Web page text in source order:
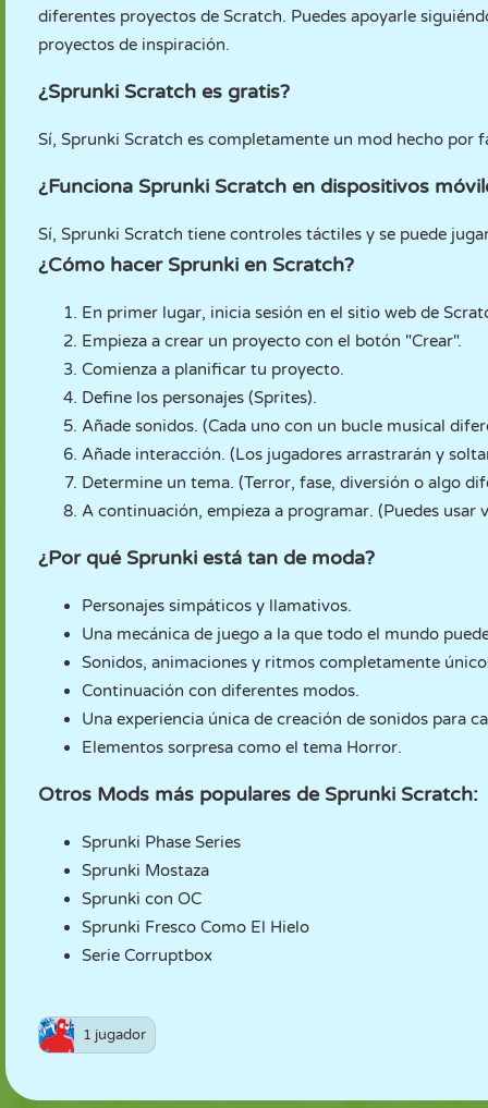
diferentes proyectos de Scratch. Puedes apoyarle
proyectos de inspiración.
¿Sprunki Scratch es gratis?
Sí, Sprunki Scratch es completamente un mod hecho por
¿Funciona Sprunki Scratch en dispositivos
Sí, Sprunki Scratch tiene controles táctiles y se puede
¿Cómo hacer Sprunki en Scratch?
En primer lugar, inicia sesión en el sitio web de
Empieza a crear un proyecto con el botón "Crear".
Comienza a planificar tu proyecto.
Define los personajes (Sprites).
Añade sonidos. (Cada uno con un bucle musical
Añade interacción. (Los jugadores arrastrarán y
Determine un tema. (Terror, fase, diversión o algo
A continuación, empieza a programar. (Puedes usar
¿Por qué Sprunki está tan de moda?
Personajes simpáticos y llamativos.
Una mecánica de juego a la que todo el mundo
Sonidos, animaciones y ritmos completamente
Continuación con diferentes modos.
Una experiencia única de creación de sonidos para
Elementos sorpresa como el tema Horror.
Otros Mods más populares de Sprunki Scratch:
Sprunki Phase Series
Sprunki Mostaza
Sprunki con OC
Sprunki Fresco Como El Hielo
Serie Corruptbox
1 jugador